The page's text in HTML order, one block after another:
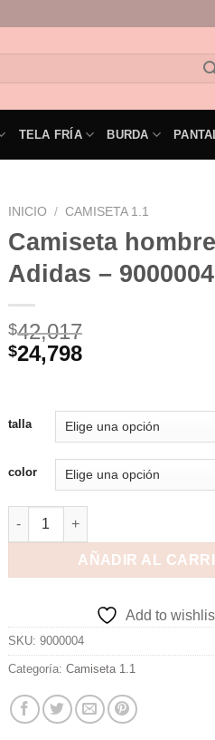
TELA FRÍA BURDA
INICIO / CAMISETA 1.1
Camiseta
Adidas – 9000004
$42,017
$24,798
talla
color
AÑADIR AL
Add to
SKU: 9000004
Categoría: Camiseta 1.1